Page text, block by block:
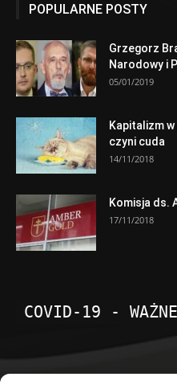
POPULARNE POSTY
Grzegorz
Narodowy i
05/01/2019
Kapitalizm
czyni cuda
14/11/2018
Komisja ds.
17/11/2018
COVID-19 - WAŻNE